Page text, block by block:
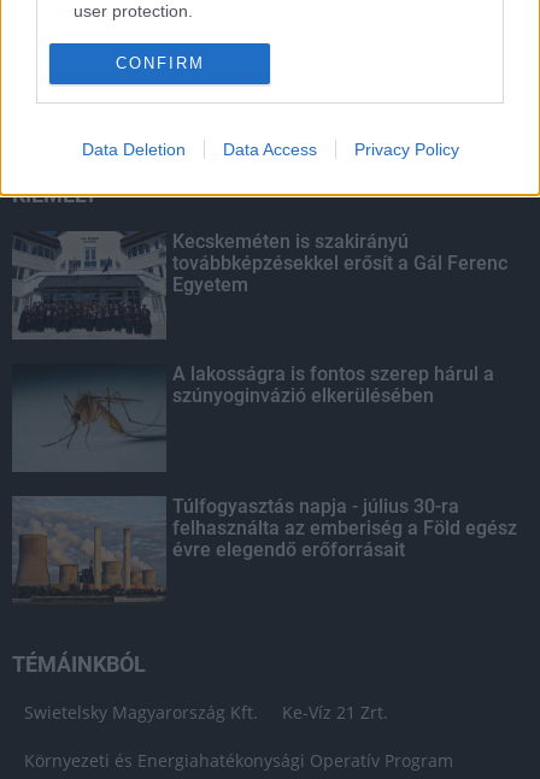
user protection.
CONFIRM
Data Deletion Data Access Privacy Policy
fennakadás nélkül a Híd-csoport
KIEMELT
Kecskeméten is szakirányú
továbbképzésekkel erősít a Gál Ferenc
Egyetem
A lakosságra is fontos szerep hárul a
szúnyoginvázió elkerülésében
Túlfogyasztás napja - július 30-ra
felhasználta az emberiség a Föld egész
évre elegendő erőforrásait
TÉMÁINKBÓL
Swietelsky Magyarország Kft. Ke-Víz 21 Zrt.
Környezeti és Energiahatékonysági Operatív Program